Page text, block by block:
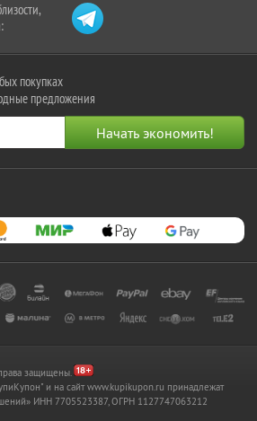
покупках
предложения
защищены.
и на сайт www.kupikupon.ru принадлежат
ИНН 7705523387, ОГРН 1127747063212